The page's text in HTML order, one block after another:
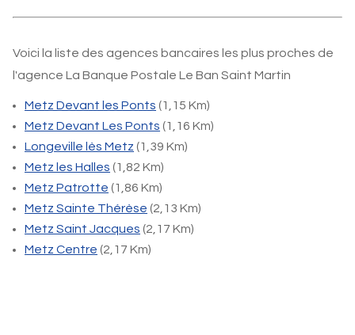
Voici la liste des agences bancaires les plus proches de
l'agence La Banque Postale Le Ban Saint Martin
Metz Devant les Ponts (1,15 Km)
Metz Devant Les Ponts (1,16 Km)
Longeville lès Metz (1,39 Km)
Metz les Halles (1,82 Km)
Metz Patrotte (1,86 Km)
Metz Sainte Thérèse (2,13 Km)
Metz Saint Jacques (2,17 Km)
Metz Centre (2,17 Km)